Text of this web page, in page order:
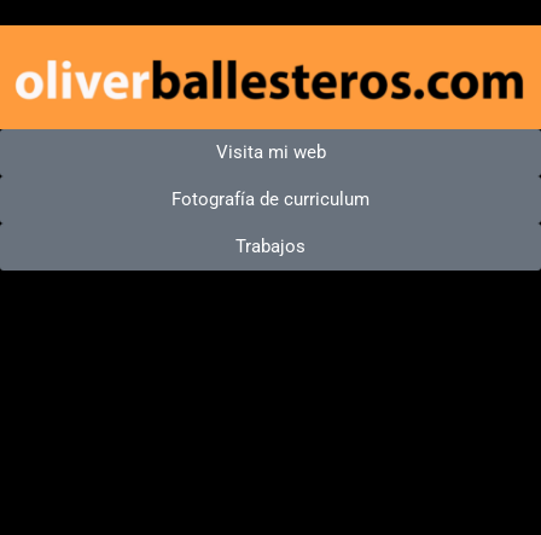
Visita mi web
Fotografía de curriculum
Trabajos